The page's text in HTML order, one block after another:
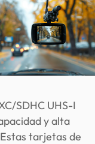
SDHC UHS-I
y alta
tarjetas de